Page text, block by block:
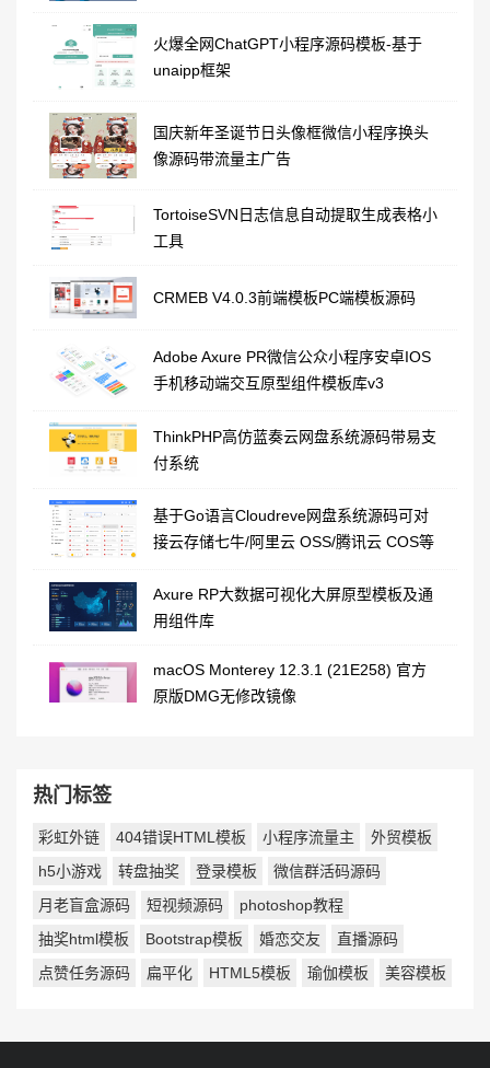
火爆全网ChatGPT小程序源码模板-基于
unaipp框架
国庆新年圣诞节日头像框微信小程序换头
像源码带流量主广告
TortoiseSVN日志信息自动提取生成表格小
工具
CRMEB V4.0.3前端模板PC端模板源码
Adobe Axure PR微信公众小程序安卓IOS
手机移动端交互原型组件模板库v3
ThinkPHP高仿蓝奏云网盘系统源码带易支
付系统
基于Go语言Cloudreve网盘系统源码可对
接云存储七牛/阿里云 OSS/腾讯云 COS等
Axure RP大数据可视化大屏原型模板及通
用组件库
macOS Monterey 12.3.1 (21E258) 官方
原版DMG无修改镜像
热门标签
彩虹外链 404错误HTML模板 小程序流量主
外贸模板
h5小游戏
转盘抽奖 登录模板
微信群活码源码
月老盲盒源码
短视频源码
photoshop教程
抽奖html模板
Bootstrap模板 婚恋交友
直播源码
点赞任务源码
扁平化 HTML5模板 瑜伽模板 美容模板